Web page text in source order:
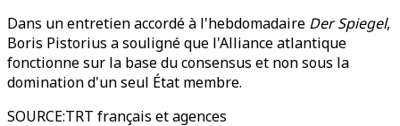
Dans un entretien accordé à l'hebdomadaire Der Spiegel,
Boris Pistorius a souligné que l'Alliance atlantique
fonctionne sur la base du consensus et non sous la
domination d'un seul État membre.
SOURCE:TRT français et agences